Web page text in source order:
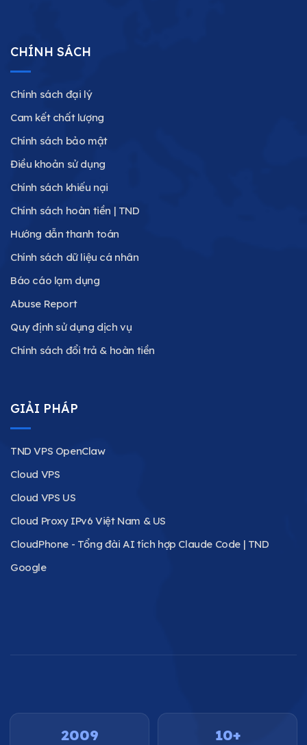
CHÍNH SÁCH
Chính sách đại lý
Cam kết chất lượng
Chính sách bảo mật
Điều khoản sử dụng
Chính sách khiếu nại
Chính sách hoàn tiền | TND
Hướng dẫn thanh toán
Chính sách dữ liệu cá nhân
Báo cáo lạm dụng
Abuse Report
Quy định sử dụng dịch vụ
Chính sách đổi trả & hoàn tiền
GIẢI PHÁP
TND VPS OpenClaw
Cloud VPS
Cloud VPS US
Cloud Proxy IPv6 Việt Nam & US
CloudPhone - Tổng đài AI tích hợp Claude Code | TND
Google
2009 10+